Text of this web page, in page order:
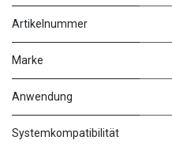
Artikelnummer
Marke
Anwendung
Systemkompatibilität